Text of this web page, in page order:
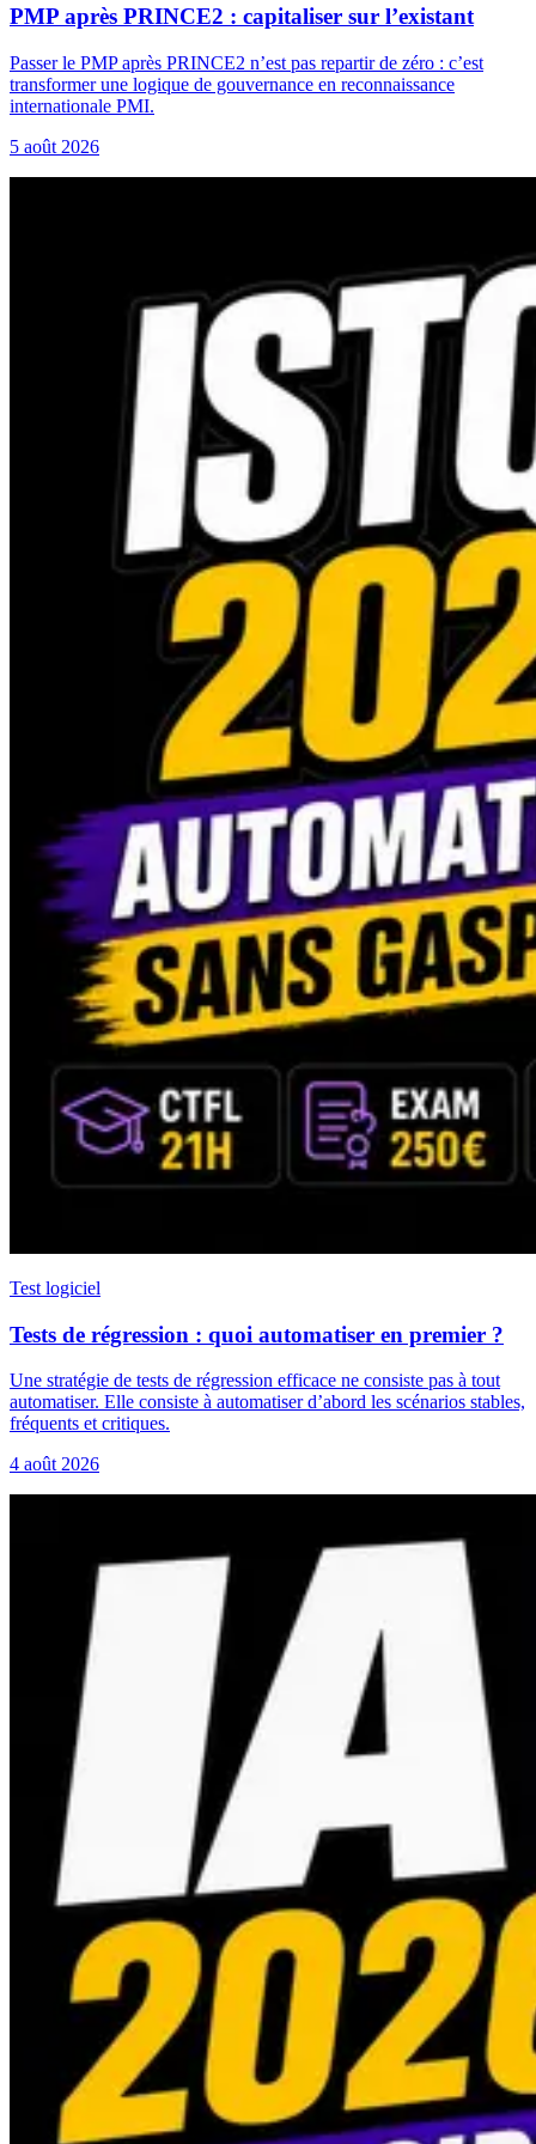
PMP après PRINCE2 : capitaliser sur l’existant
Passer le PMP après PRINCE2 n’est pas repartir de zéro : c’est
transformer une logique de gouvernance en reconnaissance
internationale PMI.
5 août 2026
Test logiciel
Tests de régression : quoi automatiser en premier ?
Une stratégie de tests de régression efficace ne consiste pas à tout
automatiser. Elle consiste à automatiser d’abord les scénarios stables,
fréquents et critiques.
4 août 2026